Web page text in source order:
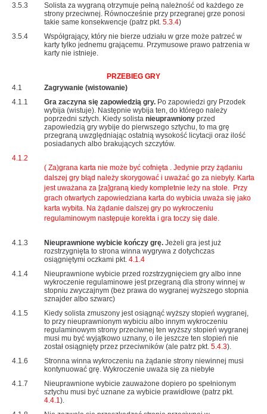
3.5.3
Solista za wygraną otrzymuje pełną należność od każdego ze
strony przeciwnej. Równocześnie przy przegranej grze ponosi
takie same konsekwencje (patrz pkt. 5.3.4)
3.5.4
Współgrający, który nie bierze udziału w grze może patrzeć w
karty tylko jednemu grającemu. Przymusowe prawo patrzenia w
karty nie istnieje.
PRZEBIEG GRY
4.1
Zagrywanie (wistowanie)
4.1.1
Gra zaczyna się zapowiedzią gry. Po zapowiedzi gry Przodek
wybija (wistuje). Następnie wybija ten, do którego należy
poprzedni sztych. Kiedy solista nieuprawniony przed
zapowiedzią gry wybije do pierwszego sztychu, to ma grę
przegraną uwzględniając ostatnią wysokość licytacji oraz ilość
posiadanych albo brakujących szczytów.
4.1.2
( Za)grana karta nie może być cofnięta . Jedynie przy żądaniu
dalszej gry błąd należy skorygować i uważać go za niebyły. Karta
jest uważana za [za]graną kiedy kompletnie leży na stole. Przy
grach otwartych zapowiedziana karta do wybicia uważa się jako
karta wybita. Na żądanie dalszej gry po wykroczeniu
regulaminowym następuje korekta i gra toczy się dale.
4.1.3 Nieuprawnione wybicie kończy grę. Jeżeli gra jest już
rozstrzygnięta to strona winna wygrywa z dotychczas
osiągniętymi oczkami pkt. 4.1.4
4.1.4
Nieuprawnione wybicie przed rozstrzygnięciem gry albo inne
wykroczenie regulaminowe jest przegraną dla strony winnej w
stopniu zwyczajnym (bez prawa do wygranej wyższego stopnia
sznajder albo szwarc)
4.1.5
Kiedy solista zmuszony jest osiągnąć wyższy stopień wygranej,
to przy nieuprawnionym wybiciu albo innym wykroczeniu
regulaminowym strony przeciwnej ten wyższy stopień wygranej
musi mu być wyjątkowo uznany, o ile jeszcze ten stopień nie
został osiągnięty przez przeciwników (ale patrz pkt. 5.4.3).
4.1.6
Stronna winna wykroczeniu na żądanie strony niewinnej musi
kontynuować grę. Wykroczenie uważa się za niebyłe
4.1.7
Nieuprawnione wybicie zauważone dopiero po spełnionym
sztychu musi być uznane za wybicie prawidłowe (patrz pkt.
4.4.1).